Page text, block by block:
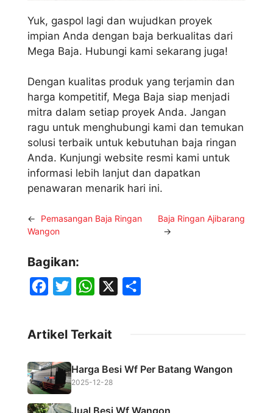
Yuk, gaspol lagi dan wujudkan proyek
impian Anda dengan baja berkualitas dari
Mega Baja. Hubungi kami sekarang juga!
Dengan kualitas produk yang terjamin dan
harga kompetitif, Mega Baja siap menjadi
mitra dalam setiap proyek Anda. Jangan
ragu untuk menghubungi kami dan temukan
solusi terbaik untuk kebutuhan baja ringan
Anda. Kunjungi website resmi kami untuk
informasi lebih lanjut dan dapatkan
penawaran menarik hari ini.
←
Pemasangan Baja Ringan
Wangon
Baja Ringan Ajibarang
→
Bagikan:
e
b
o
o
t
e
W
t
A
Artikel Terkait
Harga Besi Wf Per Batang Wangon
2025-12-28